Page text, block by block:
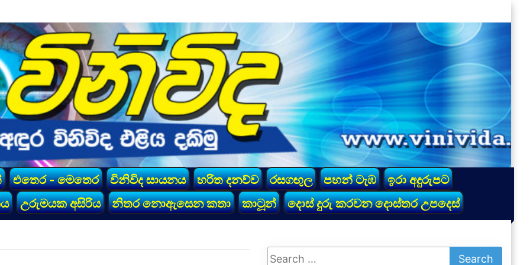
එතෙර - මෙතෙර විනිවිද සායනය හරිත දනව්ව රසගඟුල පහන් ටැඹ
ඉරා අදුරුපට
උරුමයක අසිරිය නිතර නොඇසෙන කතා කාටූන් දොස් දුරු කරවන දොස්තර උපදෙස්